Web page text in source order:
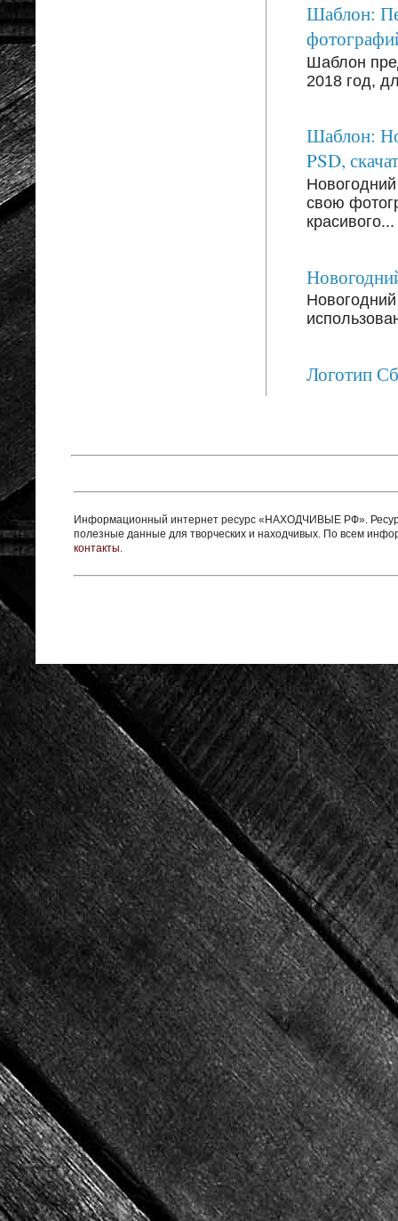
Шаблон:
Шаблон
2018 год,
Шаблон:
PSD,
свою
красивого...
Логотип
Информационный интернет ресурс «НАХОДЧИВЫЕ РФ».
полезные данные для творческих и находчивых. По всем
контакты.